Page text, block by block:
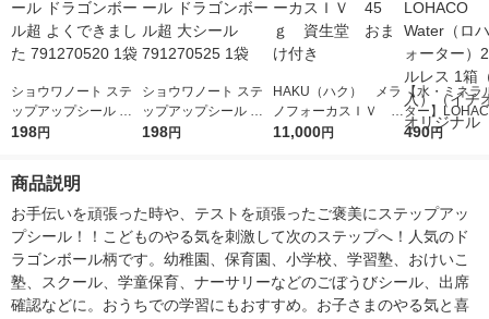
ショウワノート ステ
ップアップシール ド
ラゴンボール超 よく
198円
ショウワノート ステ
ップアップシール ド
ラゴンボール超 大シ
198円
HAKU（ハク） メラ
ノフォーカスＩＶ 4
5ｇ 資生堂 おまけ
11,000円
【水・ミネラ
ター】
r（ロハコウ
490円
商品説明
お手伝いを頑張った時や、テストを頑張ったご褒美にステップアッ
プシール！！こどものやる気を刺激して次のステップへ！人気のド
ラゴンボール柄です。幼稚園、保育園、小学校、学習塾、おけいこ
塾、スクール、学童保育、ナーサリーなどのごぼうびシール、出席
確認などに。おうちでの学習にもおすすめ。お子さまのやる気と喜